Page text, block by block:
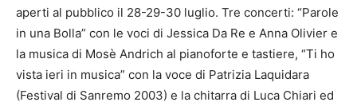
aperti al pubblico il 28-29-30 luglio. Tre concerti: “Parole
in una Bolla” con le voci di Jessica Da Re e Anna Olivier e
la musica di Mosè Andrich al pianoforte e tastiere, “Ti ho
vista ieri in musica” con la voce di Patrizia Laquidara
(Festival di Sanremo 2003) e la chitarra di Luca Chiari ed